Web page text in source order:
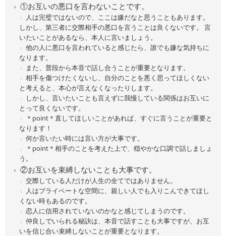
①お互いの悪口を言わないことです。
人は完璧ではないので、ここは嫌だなと思うこともあります。
しかし、第三者に交際相手の悪口を言うことは良くないです。 言
いたいことがあるなら、本人に言いましょう。
他の人に悪口を言われていると感じたら、誰でも嫌な気持ちに
なります。
また、普段から本音で話し合うことが重要となります。
相手を傷つけたくないし、自分のことを悪く思ってほしくない
と考えると、本心が言えなくなったりします。
しかし、言いたいことも言えずに我慢している関係はお互いに
とって良くないです。
＊point＊直してほしいことがあれば、すぐに言うことが重要と
なります！
何か言いたい時には言い方が大事です。
＊point＊相手のことを考えた上で、穏やかな口調で話しましょ
う。
②お互いを束縛しないことも大事です。
交際している人だけが人生の全てではありません。
人はプライベートな空間に、親しい人でも入りこんできてほし
くない時もあるのです。
恋人に信用されていないのかなと感じてしまうのです。
仲良しでいられる秘訣は、本音で話すことも大事ですが、お互
いを信じ合い束縛しないことが重要となります。